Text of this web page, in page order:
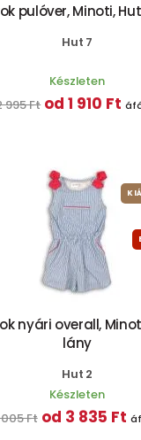
pulóver, Minoti,
Hut 7
Készleten
995 Ft od 1 910 Ft
nyári overall,
lány
Hut 2
Készleten
Ft od 3 835 Ft